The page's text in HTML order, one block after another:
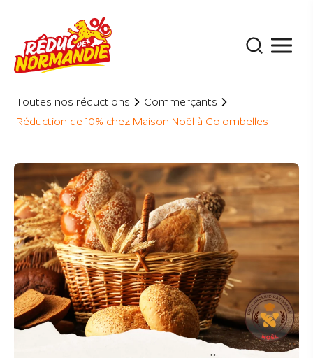
Toutes nos réductions
Commerçants
Réduction de 10% chez Maison Noël à Colombelles